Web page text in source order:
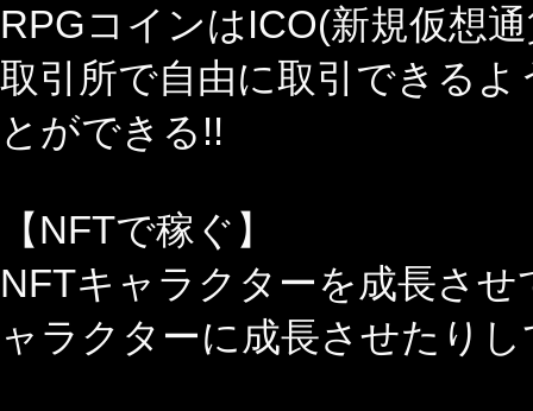
RPGコインはICO(新規仮想
取引所で自由に取引できる
とができる!!
【NFTで稼ぐ】
NFTキャラクターを成長さ
ャラクターに成長させたり